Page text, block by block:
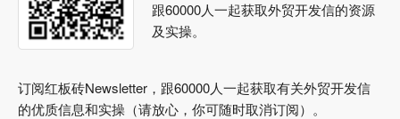
跟60000人一起获取外贸开发信的资源
及实操。
订阅红板砖Newsletter，跟60000人一起获取有关外贸开发信
的优质信息和实操（请放心，你可随时取消订阅）。